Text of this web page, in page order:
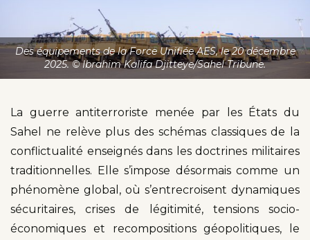
Des équipements de la Force Unifiée AES, le 20 décembre
2025. © Ibrahim Kalifa Djitteye/Sahel Tribune.
La guerre antiterroriste menée par les États du
Sahel ne relève plus des schémas classiques de la
conflictualité enseignés dans les doctrines militaires
traditionnelles. Elle s’impose désormais comme un
phénomène global, où s’entrecroisent dynamiques
sécuritaires, crises de légitimité, tensions socio-
économiques et recompositions géopolitiques, le